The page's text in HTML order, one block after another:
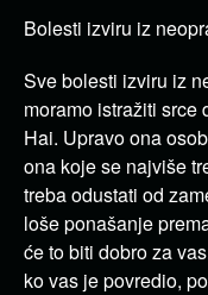
Bolesti izviru iz
Sve bolesti izviru iz
moramo istražiti srce
Hai. Upravo ona
ona koje se najviše
treba odustati od
loše ponašanje
će to biti dobro za
ko vas je povredio,